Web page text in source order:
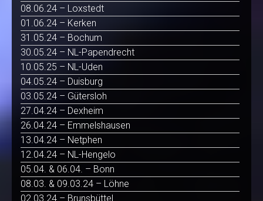
08.06.24 – Loxstedt
01.06.24 – Kerken
31.05.24 – Bochum
30.05.24 – NL-Papendrecht
10.05.25 – NL-Uden
04.05.24 – Duisburg
03.05.24 – Gütersloh
27.04.24 – Dexheim
26.04.24 – Emmelshausen
13.04.24 – Netphen
12.04.24 – NL-Hengelo
05.04. & 06.04. – Bonn
08.03. & 09.03.24 – Löhne
02.03.24 – Brunsbüttel